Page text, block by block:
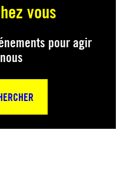
vous
pour agir